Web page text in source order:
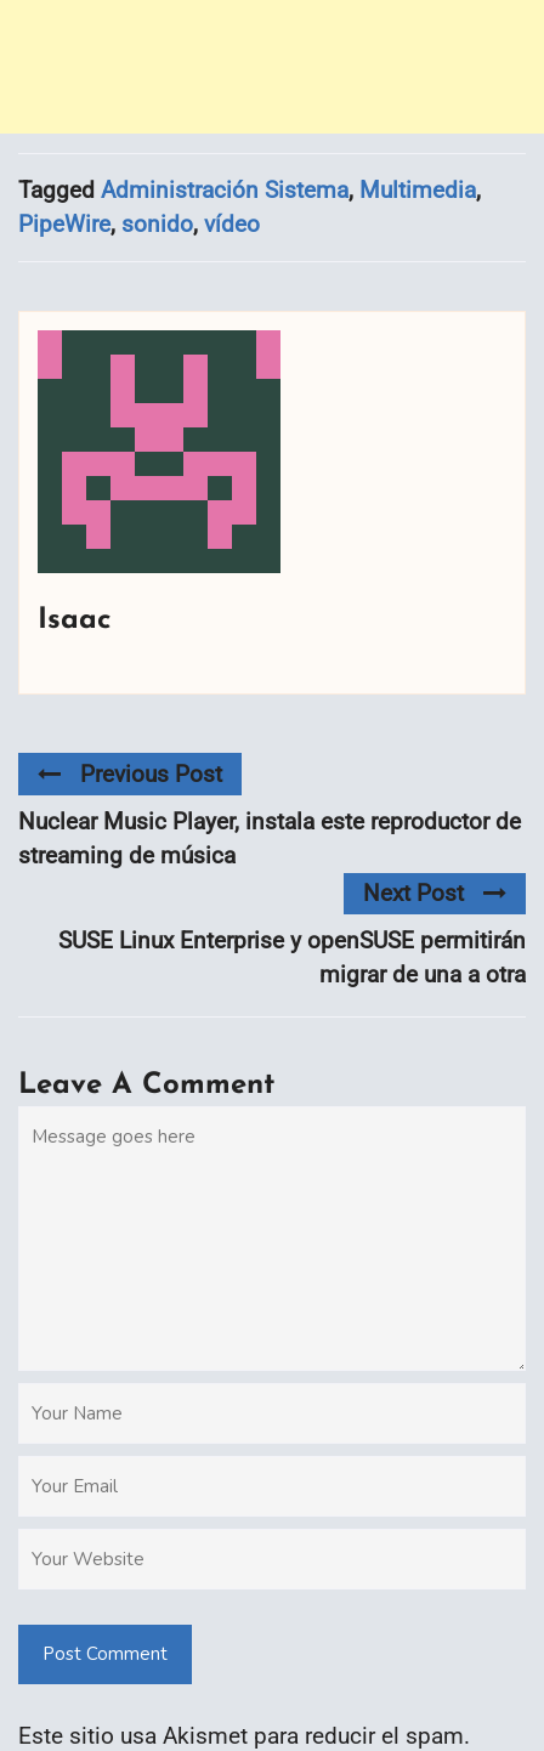
Tagged Administración Sistema, Multimedia,
PipeWire, sonido, vídeo
Isaac
Previous Post
Nuclear Music Player, instala este reproductor de
streaming de música
Next Post
SUSE Linux Enterprise y openSUSE permitirán
migrar de una a otra
Leave A Comment
Post Comment
Este sitio usa Akismet para reducir el spam.